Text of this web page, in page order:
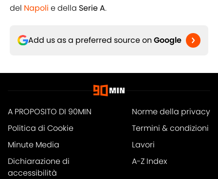
del Napoli e della Serie A.
Add us as a preferred source on Google
A PROPOSITO DI 90MIN
Norme della privacy
Politica di Cookie
Termini & condizioni
Minute Media
Lavori
Dichiarazione di
accessibilità
A-Z Index